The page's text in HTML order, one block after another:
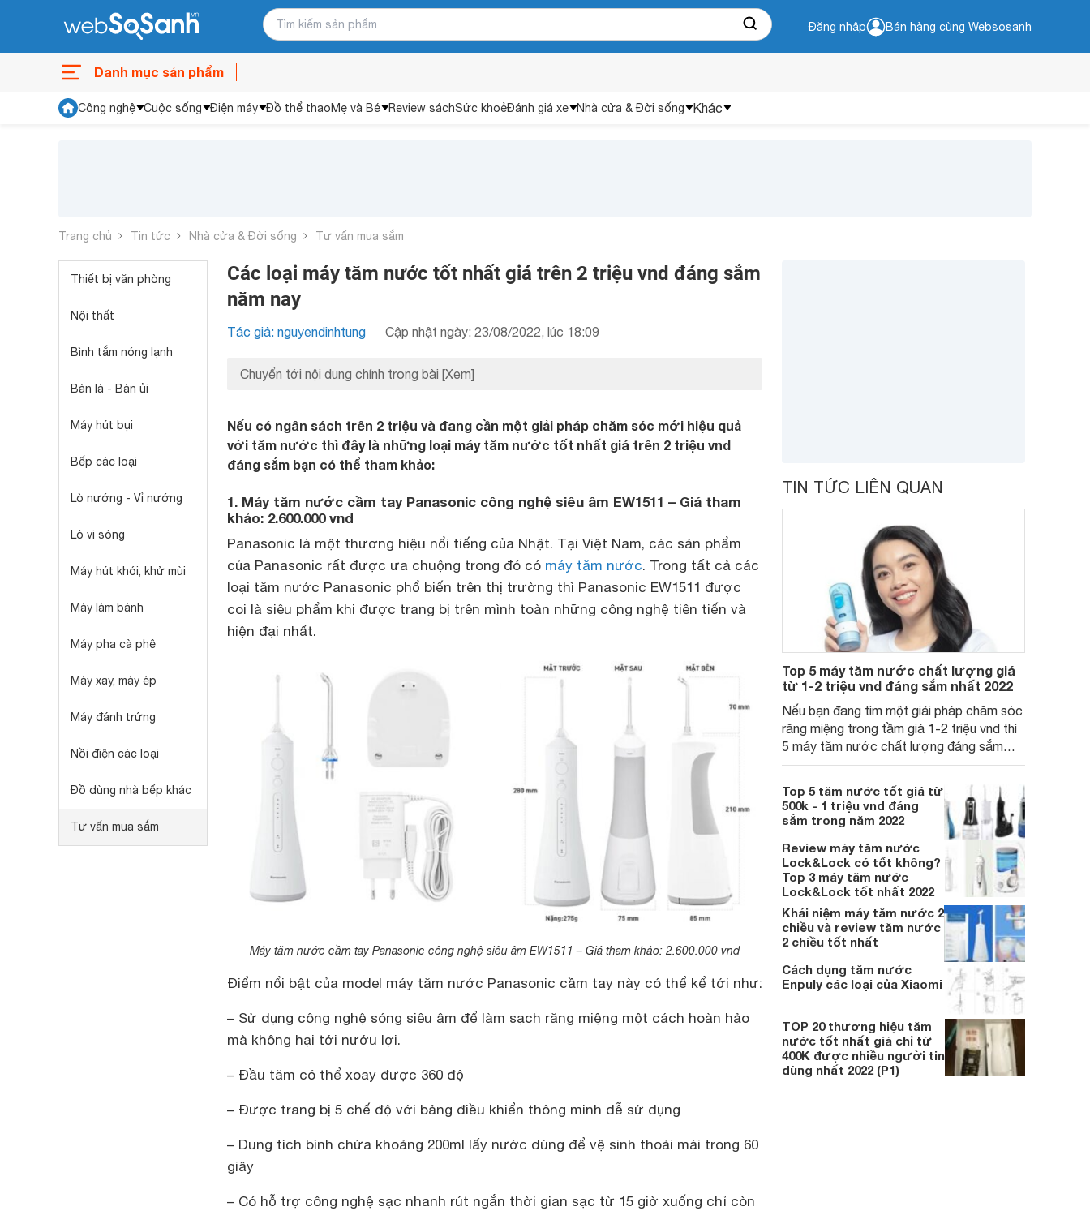
Đăng nhập Bán hàng cùng Websosanh
Danh mục sản phẩm
Công nghệ Cuộc sống Điện máy Đồ thể thaoMẹ và Bé Review sáchSức khoẻĐánh giá xe Nhà cửa & Đời sống Khác
Trang chủ Tin tức Nhà cửa & Đời sống Tư vấn mua sắm
Thiết bị văn phòng
Nội thất
Bình tắm nóng lạnh
Bàn là - Bàn ủi
Máy hút bụi
Bếp các loại
Lò nướng - Vỉ nướng
Lò vi sóng
Máy hút khói, khử mùi
Máy làm bánh
Máy pha cà phê
Máy xay, máy ép
Máy đánh trứng
Nồi điện các loại
Đồ dùng nhà bếp khác
Tư vấn mua sắm
Các loại máy tăm nước tốt nhất giá trên 2 triệu vnd đáng sắm
năm nay
Tác giả: nguyendinhtung Cập nhật ngày: 23/08/2022, lúc 18:09
Chuyển tới nội dung chính trong bài [Xem]
Nếu có ngân sách trên 2 triệu và đang cần một giải pháp chăm sóc mới hiệu quả
với tăm nước thì đây là những loại máy tăm nước tốt nhất giá trên 2 triệu vnd
đáng sắm bạn có thể tham khảo:
1. Máy tăm nước cầm tay Panasonic công nghệ siêu âm EW1511 – Giá tham
khảo: 2.600.000 vnd
Panasonic là một thương hiệu nổi tiếng của Nhật. Tại Việt Nam, các sản phẩm
của Panasonic rất được ưa chuộng trong đó có máy tăm nước. Trong tất cả các
loại tăm nước Panasonic phổ biến trên thị trường thì Panasonic EW1511 được
coi là siêu phẩm khi được trang bị trên mình toàn những công nghệ tiên tiến và
hiện đại nhất.
Máy tăm nước cầm tay Panasonic công nghệ siêu âm EW1511 – Giá tham khảo: 2.600.000 vnd
Điểm nổi bật của model máy tăm nước Panasonic cầm tay này có thể kể tới như:
– Sử dụng công nghệ sóng siêu âm để làm sạch răng miệng một cách hoàn hảo
mà không hại tới nướu lợi.
– Đầu tăm có thể xoay được 360 độ
– Được trang bị 5 chế độ với bảng điều khiển thông minh dễ sử dụng
– Dung tích bình chứa khoảng 200ml lấy nước dùng để vệ sinh thoải mái trong 60
giây
– Có hỗ trợ công nghệ sạc nhanh rút ngắn thời gian sạc từ 15 giờ xuống chỉ còn
TIN TỨC LIÊN QUAN
Top 5 máy tăm nước chất lượng giá
từ 1-2 triệu vnd đáng sắm nhất 2022
Nếu bạn đang tìm một giải pháp chăm sóc
răng miệng trong tầm giá 1-2 triệu vnd thì
5 máy tăm nước chất lượng đáng sắm
nhất 2022 sau sẽ không khiến bạn phải
Top 5 tăm nước tốt giá từ
500k - 1 triệu vnd đáng
sắm trong năm 2022
Review máy tăm nước
Lock&Lock có tốt không?
Top 3 máy tăm nước
Lock&Lock tốt nhất 2022
Khái niệm máy tăm nước 2
chiều và review tăm nước
2 chiều tốt nhất
Cách dụng tăm nước
Enpuly các loại của Xiaomi
TOP 20 thương hiệu tăm
nước tốt nhất giá chỉ từ
400K được nhiều người tin
dùng nhất 2022 (P1)